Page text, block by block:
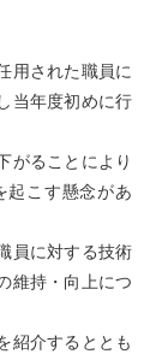
用された職員に
当年度初めに行
がることにより
起こす懸念があ
員に対する技術
維持・向上につ
紹介するととも